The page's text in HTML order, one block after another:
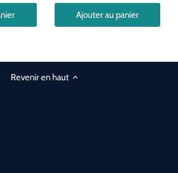
Ajouter au panier
Revenir en haut